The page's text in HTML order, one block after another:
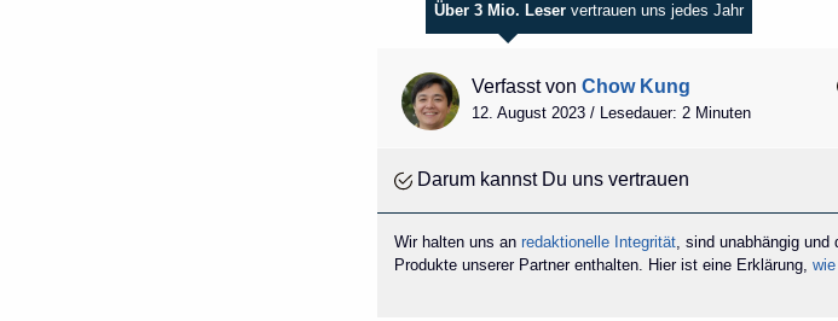
Über 3 Mio. Leser vertrauen uns jedes Jahr
Verfasst von Chow Kung
12. August 2023 / Lesedauer: 2 Minuten
Darum kannst Du uns vertrauen
Wir halten uns anredaktionelle Integrität, sind unabhängig
Produkte unserer Partner enthalten. Hier ist eine Erklärung,